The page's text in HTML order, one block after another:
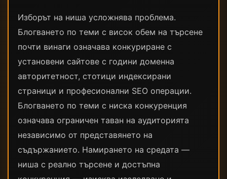
Изборът на ниша усложнява проблема.
Блогването по теми с висок обем на търсене
почти винаги означава конкуриране с
установени сайтове с години доменна
авторитетност, стотици индексирани
страници и професионални SEO операции.
Блогването по теми с ниска конкуренция
означава ограничен таван на аудиторията
независимо от представянето на
съдържанието. Намирането на средата —
ниша с реално търсене и достъпна